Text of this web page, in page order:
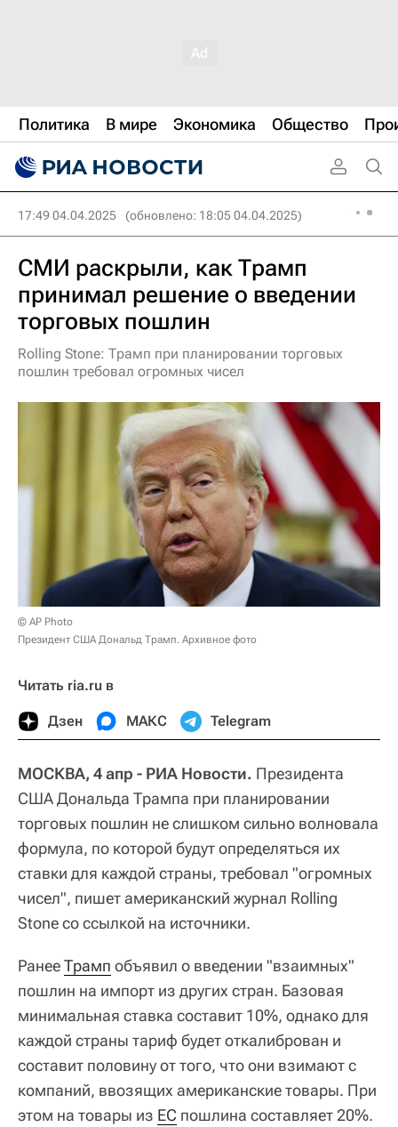
Политика В мире Экономика Общество
17:49 04.04.2025 (обновлено: 18:05 04.04.2025)
СМИ раскрыли, как Трамп
принимал решение о введении
торговых пошлин
Rolling Stone: Трамп при планировании торговых
пошлин требовал огромных чисел
© AP Photo
Президент США Дональд Трамп. Архивное фото
Читать ria.ru в
Дзен МАКС Telegram
МОСКВА, 4 апр - РИА Новости. Президента
США Дональда Трампа при планировании
торговых пошлин не слишком сильно волновала
формула, по которой будут определяться их
ставки для каждой страны, требовал "огромных
чисел", пишет американский журнал Rolling
Stone со ссылкой на источники.
РанееТрамп объявил о введении "взаимных"
пошлин на импорт из других стран. Базовая
минимальная ставка составит 10%, однако для
каждой страны тариф будет откалиброван и
составит половину от того, что они взимают с
компаний, ввозящих американские товары. При
этом на товары из ЕС пошлина составляет 20%.